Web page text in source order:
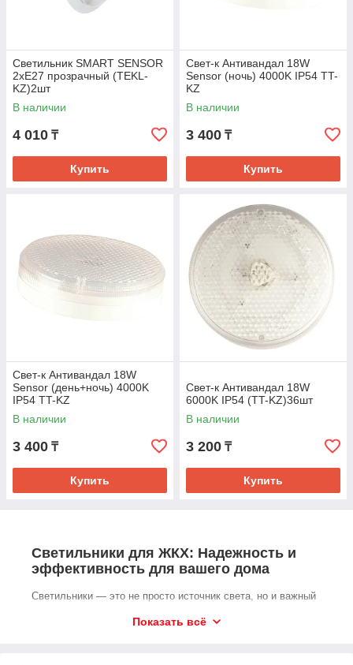
Светильник SMART SENSOR
2xE27 прозрачный (TEKL-
KZ)2шт
В наличии
4 010 ₸
Купить
Свет-к Антивандал 18W
Sensor (ночь) 4000K IP54 TT-
KZ
В наличии
3 400 ₸
Купить
Свет-к Антивандал 18W
Sensor (день+ночь) 4000K
IP54 TT-KZ
В наличии
3 400 ₸
Купить
Свет-к Антивандал 18W
6000K IP54 (TT-KZ)36шт
В наличии
3 200 ₸
Купить
Светильники для ЖКХ: Надежность и
эффективность для вашего дома
Светильники — это не просто источник света, но и важный
общественных местах. Светильники для ЖКХ выполняют
Показать всё